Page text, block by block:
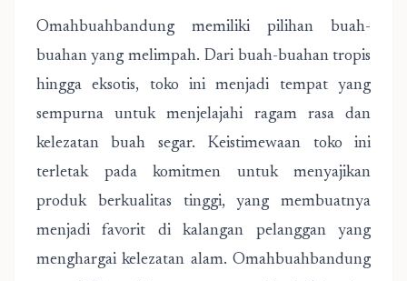
Omahbuahbandung memiliki pilihan buah-
buahan yang melimpah. Dari buah-buahan tropis
hingga eksotis, toko ini menjadi tempat yang
sempurna untuk menjelajahi ragam rasa dan
kelezatan buah segar. Keistimewaan toko ini
terletak pada komitmen untuk menyajikan
produk berkualitas tinggi, yang membuatnya
menjadi favorit di kalangan pelanggan yang
menghargai kelezatan alam. Omahbuahbandung